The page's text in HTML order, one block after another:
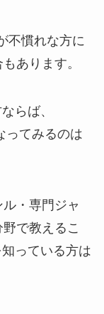
不慣れな方に
あります。
らば、
ってみるのは
・専門ジャ
で教えるこ
っている方は